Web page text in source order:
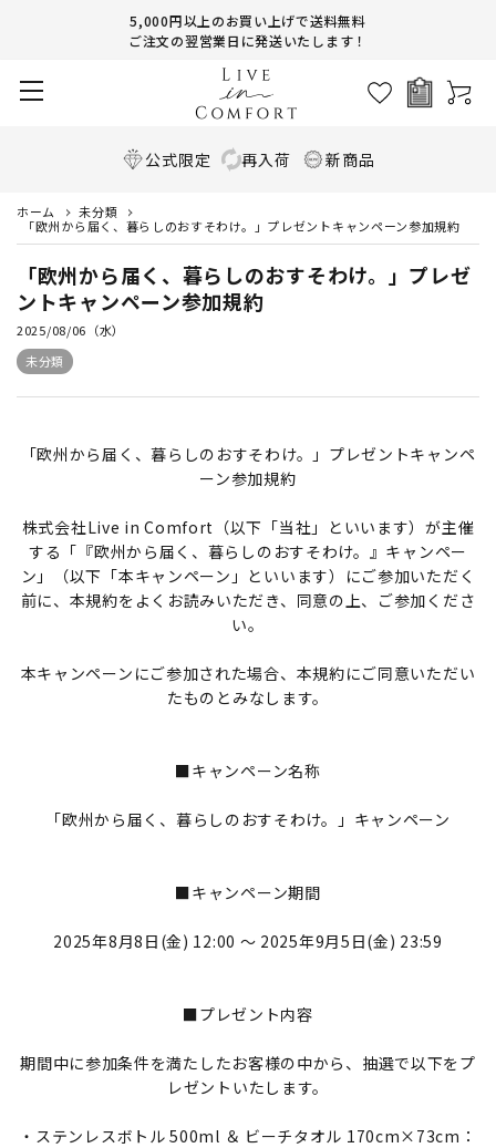
5,000円以上のお買い上げで送料無料
ご注文の翌営業日に発送いたします！
公式限定 再入荷 新商品
ホーム
未分類
「欧州から届く、暮らしのおすそわけ。」プレゼントキャンペーン参加規約
「欧州から届く、暮らしのおすそわけ。」プレゼ
ントキャンペーン参加規約
2025/08/06（水）
未分類
「欧州から届く、暮らしのおすそわけ。」プレゼントキャンペ
ーン参加規約
株式会社Live in Comfort（以下「当社」といいます）が主催
する「『欧州から届く、暮らしのおすそわけ。』キャンペー
ン」（以下「本キャンペーン」といいます）にご参加いただく
前に、本規約をよくお読みいただき、同意の上、ご参加くださ
い。
本キャンペーンにご参加された場合、本規約にご同意いただい
たものとみなします。
■キャンペーン名称
「欧州から届く、暮らしのおすそわけ。」キャンペーン
■キャンペーン期間
2025年8月8日(金) 12:00 ～ 2025年9月5日(金) 23:59
■プレゼント内容
期間中に参加条件を満たしたお客様の中から、抽選で以下をプ
レゼントいたします。
・ステンレスボトル 500ml ＆ ビーチタオル 170cm×73cm：